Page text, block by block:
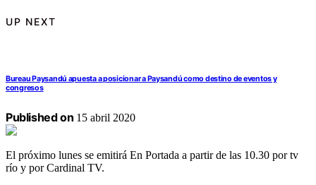
UP NEXT
Bureau Paysandú apuesta a posicionar a Paysandú como destino de eventos y
congresos
Published on 15 abril 2020
El próximo lunes se emitirá En Portada a partir de las 10.30 por tv
río y por Cardinal TV.